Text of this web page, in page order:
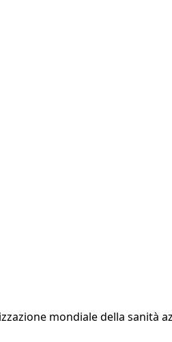
mondiale della sanità